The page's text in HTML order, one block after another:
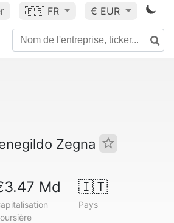
🇫🇷 FR € EUR
Zegna
Md 🇮🇹
Pays